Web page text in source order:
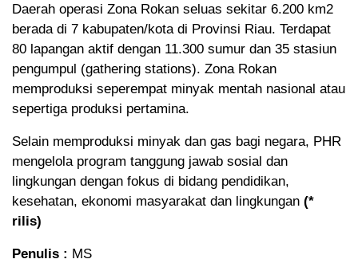
Daerah operasi Zona Rokan seluas sekitar 6.200 km2
berada di 7 kabupaten/kota di Provinsi Riau. Terdapat
80 lapangan aktif dengan 11.300 sumur dan 35 stasiun
pengumpul (gathering stations). Zona Rokan
memproduksi seperempat minyak mentah nasional atau
sepertiga produksi pertamina.
Selain memproduksi minyak dan gas bagi negara, PHR
mengelola program tanggung jawab sosial dan
lingkungan dengan fokus di bidang pendidikan,
kesehatan, ekonomi masyarakat dan lingkungan (*
rilis)
Penulis : MS